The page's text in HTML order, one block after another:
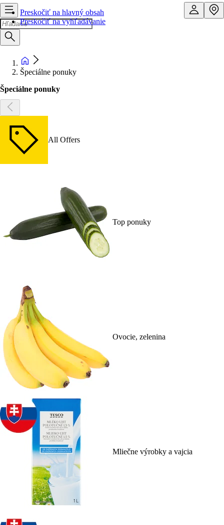
Preskočiť na hlavný obsah
Preskočiť na vyhľadávanie
Špeciálne ponuky
Špeciálne ponuky
All Offers
Top ponuky
Ovocie, zelenina
Mliečne výrobky a vajcia